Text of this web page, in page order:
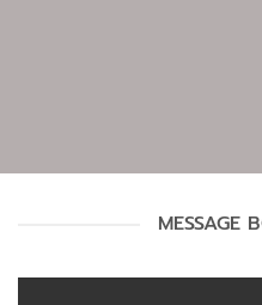
MESSAGE